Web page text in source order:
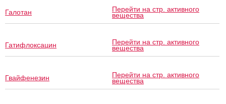
Галотан Перейти на стр. активного
вещества
Гатифлоксацин Перейти на стр. активного
вещества
Гвайфенезин Перейти на стр. активного
вещества